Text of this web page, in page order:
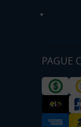
PAGUE